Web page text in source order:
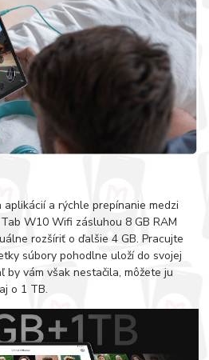
a rýchle prepínanie medzi
W10 Wifi zásluhou 8 GB RAM
rozšíriť o ďalšie 4 GB. Pracujte
súbory pohodlne uloží do svojej
by vám však nestačila, môžete ju
o 1 TB.